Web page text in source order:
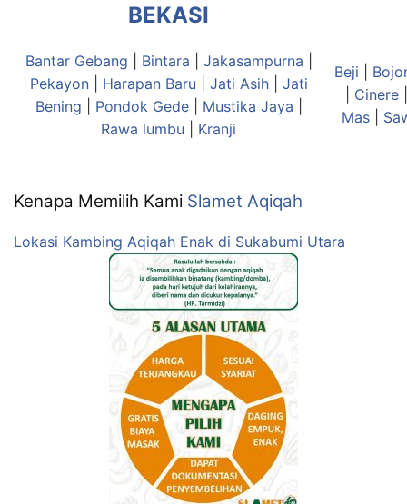
BEKASI
Bantar Gebang Bintara Jakasampurna
Pekayon| Harapan Baru Jati Asih| Jati
Bening
Pondok Gede| Mustika Jaya
Rawa lumbu
Kranji
Beji
Cinere
Mas|
Kenapa Memilih Kami Slamet Aqiqah
Lokasi Kambing Aqiqah Enak di Sukabumi Utara